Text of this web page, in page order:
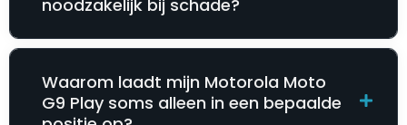
noodzakelijk bij schade?
Waarom laadt mijn Motorola Moto
G9 Play soms alleen in een bepaalde